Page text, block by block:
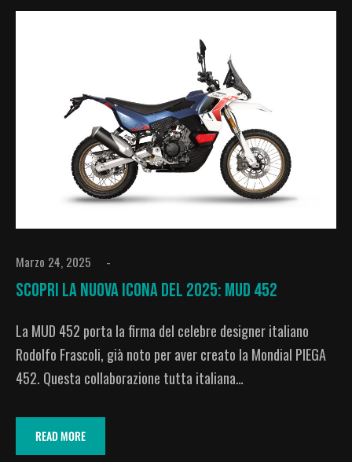
Marzo 24, 2025
Scopri La Nuova Icona Del 2025: MUD 452
La MUD 452 porta la firma del celebre designer italiano
Rodolfo Frascoli, già noto per aver creato la Mondial PIEGA
452. Questa collaborazione tutta italiana…
READ MORE